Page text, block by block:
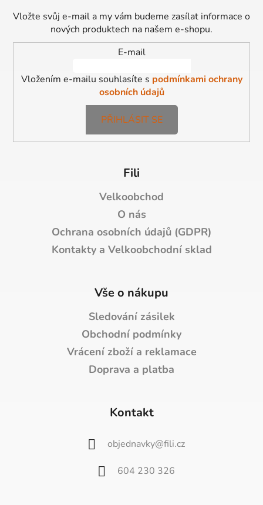
Vložte svůj e-mail a my vám budeme zasílat informace o
nových produktech na našem e-shopu.
E-mail
Vložením e-mailu souhlasíte s podmínkami ochrany
osobních údajů
PŘIHLÁSIT SE
Fili
Velkoobchod
O nás
Ochrana osobních údajů (GDPR)
Kontakty a Velkoobchodní sklad
Vše o nákupu
Sledování zásilek
Obchodní podmínky
Vrácení zboží a reklamace
Doprava a platba
Kontakt
objednavky@fili.cz
604 230 326